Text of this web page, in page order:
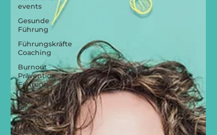
events
Gesunde
Führung
Führungskräfte
Coaching
Burnout
Prävention
Führung
Coaching
für
Führunskräfte
Klarheit